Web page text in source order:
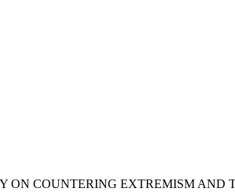
COUNTERING EXTREMISM AND